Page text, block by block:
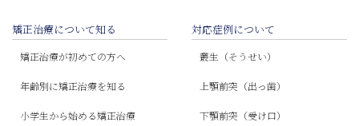
矯正治療について知る
矯正治療が初めての方へ
年齢別に矯正治療を知る
小学生から始める矯正治療
対応症例について
叢生（そうせい）
上顎前突（出っ歯）
下顎前突（受け口）